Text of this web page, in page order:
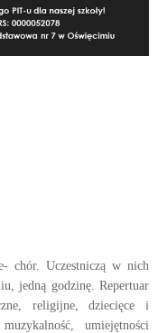
chór. Uczestniczą w nich
jedną godzinę. Repertuar
religijne, dziecięce i
umiejętności